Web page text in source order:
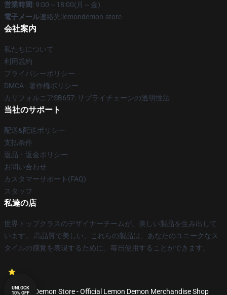
営業時間: 9:00～18:00(月～金)
電子メール連絡先:lemondemon.store
会社案内
私たちについて
利用規約
プライバシーポリシー
DMCA - 著作権ポリシー
カリフォルニアSB657: サプライチェーンの透明性法
当社のサポート
配送&配送ポリシー
支払条件
返品・返金ポリシー
お問い合わせ
カスタマーサポート(FAQ)
スタッフ
私達の店
世界トップクラスのデザイナーチームが、美しい製品を生み出して
います。 高品質で美しい、これらの製品は、あなたのユニークなス
タイルの感覚を表現するために、毎日使用することができます。
© Lemon Demon Store - Official Lemon Demon Merchandise Shop
UNLOCK
10% OFF